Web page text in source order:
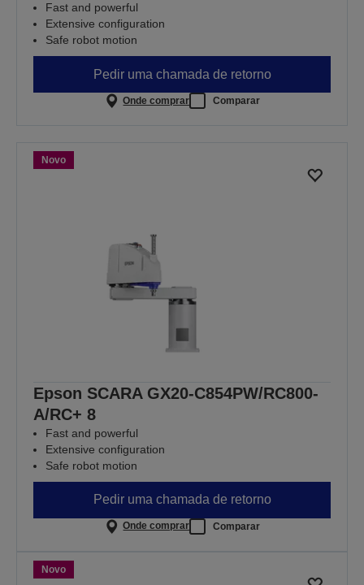
Fast and powerful
Extensive configuration
Safe robot motion
Pedir uma chamada de retorno
Onde comprar Comparar
Novo
Epson SCARA GX20-C854PW/RC800-
A/RC+ 8
Fast and powerful
Extensive configuration
Safe robot motion
Pedir uma chamada de retorno
Onde comprar Comparar
Novo